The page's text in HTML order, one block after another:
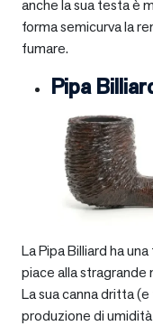
anche la sua testa è
forma semicurva la
fumare.
Pipa
La Pipa Billiard ha
piace alla stragrande
La sua canna dritta
produzione di